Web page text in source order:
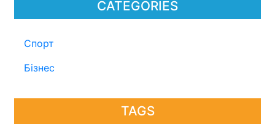
CATEGORIES
Спорт
Бізнес
TAGS